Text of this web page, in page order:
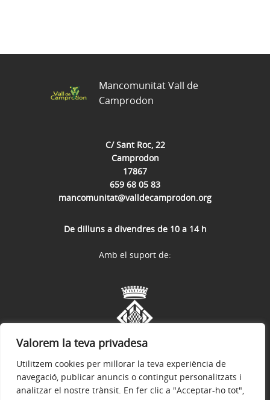
Valorem la teva privadesa
Utilitzem cookies per millorar la teva experiència de
navegació, publicar anuncis o contingut personalitzats i
analitzar el nostre trànsit. En fer clic a "Acceptar-ho tot",
C/ Sant Roc, 22
Camprodon
17867
659 68 05 83
mancomunitat@valldecamprodon.org
De dilluns a divendres de 10 a 14 h
Mancomunitat Vall de
Camprodon
Amb el suport de: